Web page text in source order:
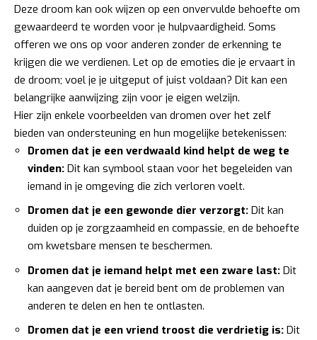
Deze droom kan ook wijzen op een onvervulde behoefte om
gewaardeerd te worden voor je hulpvaardigheid. Soms
offeren we ons op voor anderen zonder de erkenning te
krijgen die we verdienen. Let op de emoties die je ervaart in
de droom; voel je je uitgeput of juist voldaan? Dit kan een
belangrijke aanwijzing zijn voor je eigen welzijn.
Hier zijn enkele voorbeelden van dromen over het zelf
bieden van ondersteuning en hun mogelijke betekenissen:
Dromen dat je een verdwaald kind helpt de weg te
vinden: Dit kan symbool staan voor het begeleiden van
iemand in je omgeving die zich verloren voelt.
Dromen dat je een gewonde dier verzorgt: Dit kan
duiden op je zorgzaamheid en compassie, en de behoefte
om kwetsbare mensen te beschermen.
Dromen dat je iemand helpt met een zware last: Dit
kan aangeven dat je bereid bent om de problemen van
anderen te delen en hen te ontlasten.
Dromen dat je een vriend troost die verdrietig is: Dit